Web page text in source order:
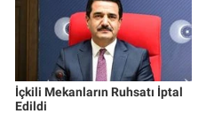
İçkili Mekanların Ruhsatı İptal
Edildi